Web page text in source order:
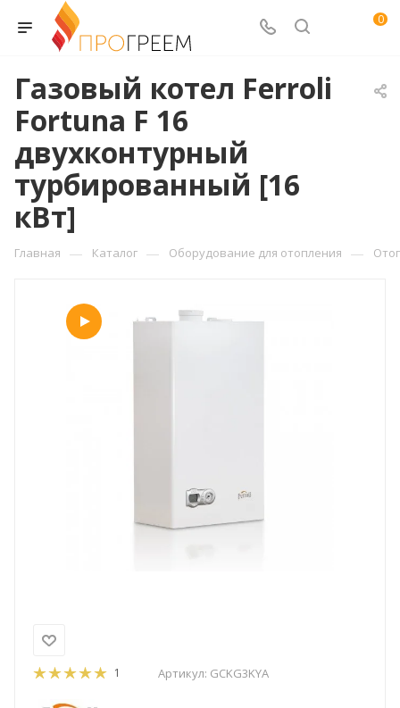
0
Газовый котел Ferroli
Fortuna F 16
двухконтурный
турбированный [16
кВт]
Главная — Каталог — Оборудование для отопления —
1 Артикул: GCKG3KYA